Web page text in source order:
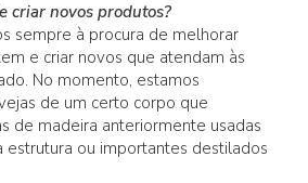
criar novos produtos?
sempre à procura de melhorar
e criar novos que atendam às
No momento, estamos
de um certo corpo que
de madeira anteriormente usadas
estrutura ou importantes destilados